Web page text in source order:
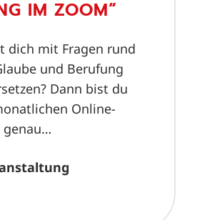
IM ZOOM“
dich mit Fragen rund
und Berufung
Dann bist du
Online-
genau…